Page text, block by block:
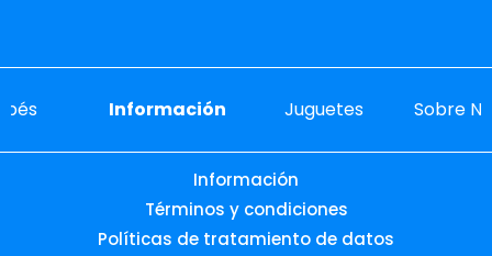
Información Juguetes Sobre
Información
Términos y condiciones
Políticas de tratamiento de datos